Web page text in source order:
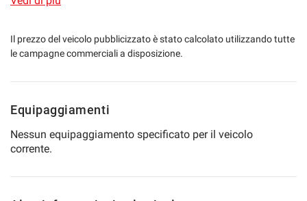
ricambi sono disponibili.
Restauro effettuato in maniera attenta e meticolosa da
interesse.
Possibilità finanziamento.
Il prezzo del veicolo pubblicizzato è stato calcolato utilizzando tutte
le campagne commerciali a disposizione.
Equipaggiamenti
Nessun equipaggiamento specificato per il veicolo
corrente.
Cookie per il miglioramento dell'esperienza utente
Cookie di marketing
la